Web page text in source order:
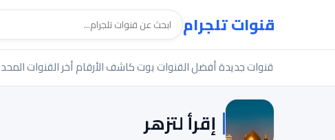
قنوات تلجرام
قنوات جديدةأفضل القنواتبوت كاشف الأرقامأخر القنوات
إقرأ لتزهر